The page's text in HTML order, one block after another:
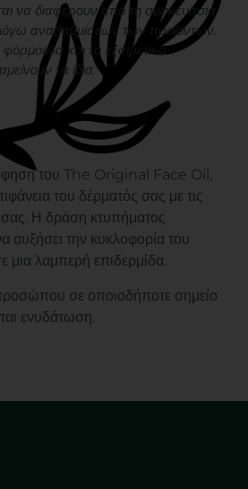
να διαφέρουν από τη συσκευασία
αναβαθμίσεων των προϊόντων.
φόρμουλα και τα εξαιρετικά
τα ίδια.
του The Original Face Oil,
του δέρματός σας με τις
Η δράση κτυπήματος
αυξήσει την κυκλοφορία του
μια λαμπερή επιδερμίδα.
σε οποιοδήποτε σημείο
ενυδάτωση.